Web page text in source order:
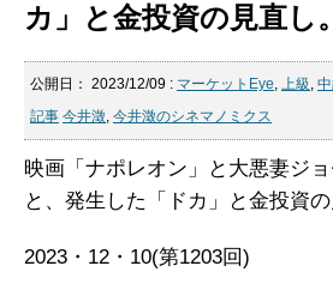
カ」と金投資の見直し。
公開日： 2023/12/09 : マーケットEye, 上級,
記事 今井澂, 今井澂のシネマノミクス
映画「ナポレオン」と大悪妻ジ
と、発生した「ドカ」と金投資の
2023・12・10(第1203回)